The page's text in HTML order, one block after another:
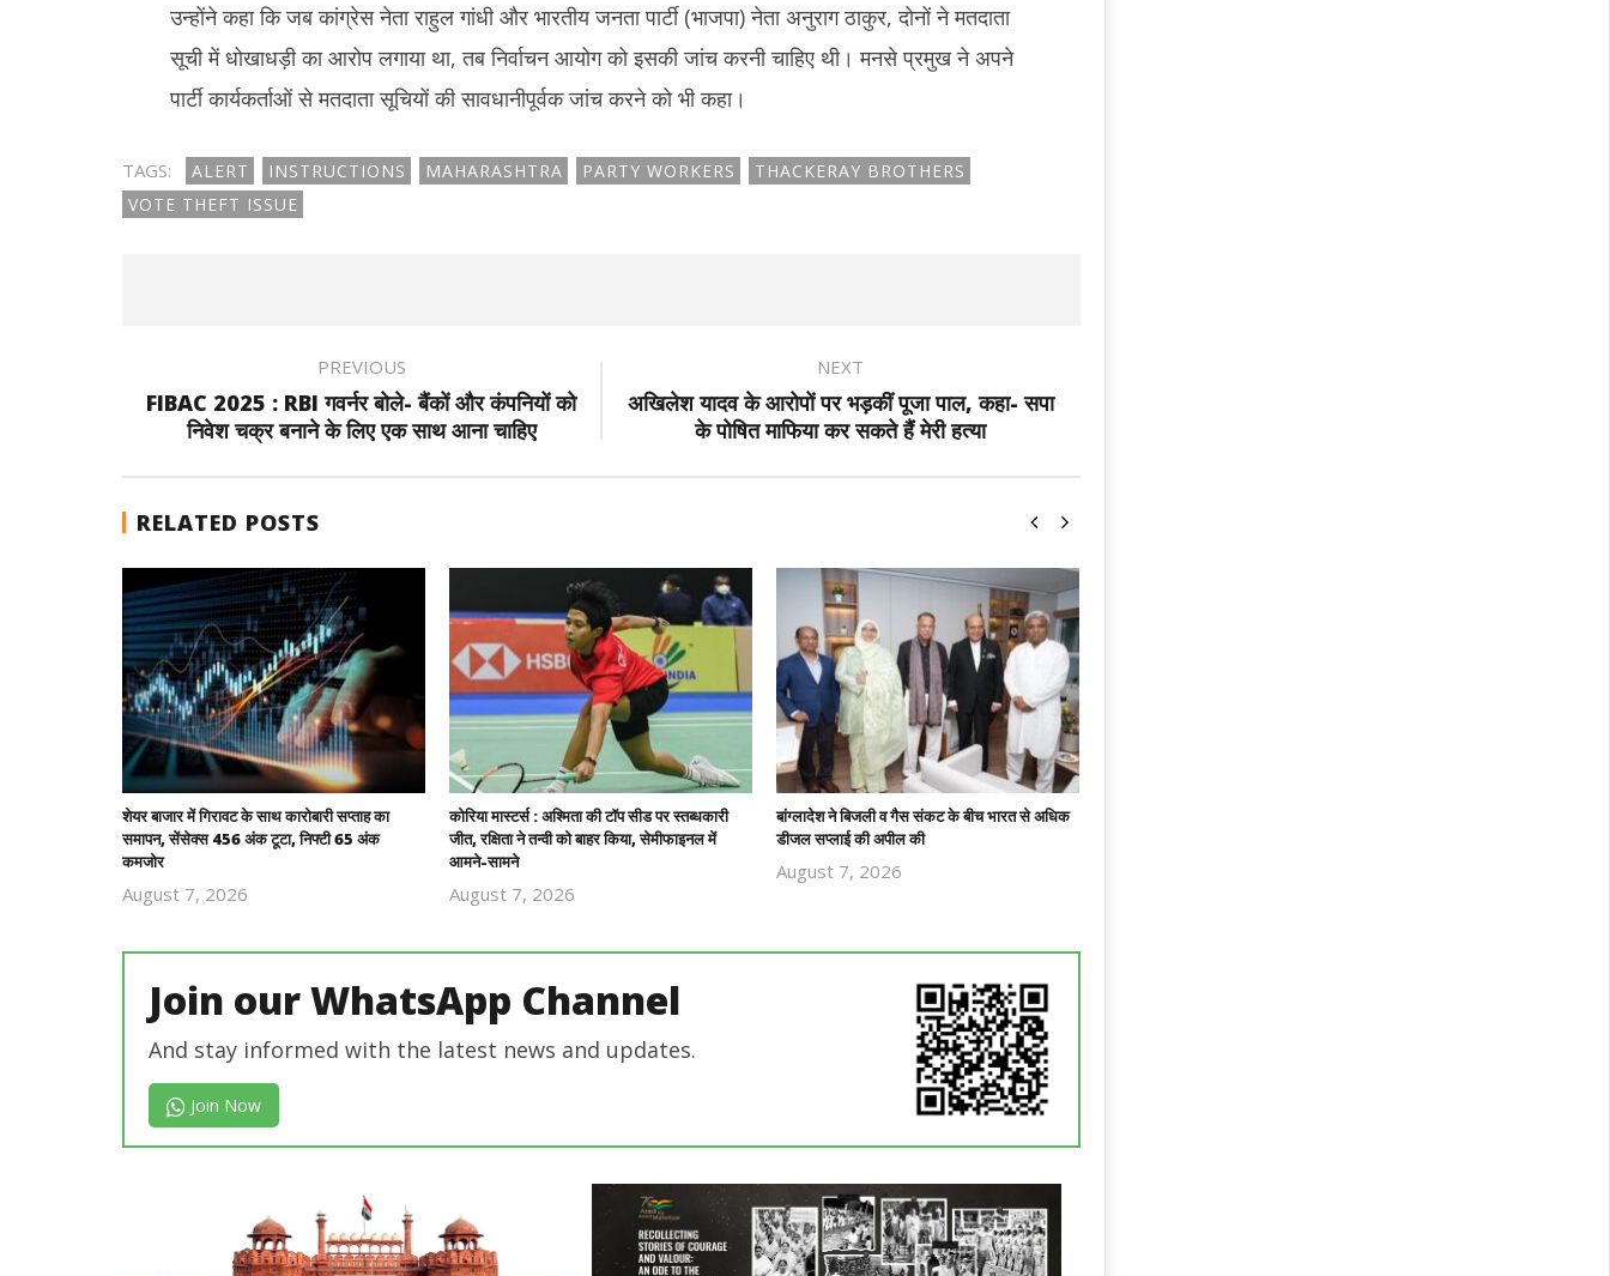
उन्होंने कहा कि जब कांग्रेस नेता राहुल गांधी और भारतीय जनता पार्टी (भाजपा) नेता अनुराग ठाकुर, दोनों ने मतदाता
सूची में धोखाधड़ी का आरोप लगाया था, तब निर्वाचन आयोग को इसकी जांच करनी चाहिए थी। मनसे प्रमुख ने अपने
पार्टी कार्यकर्ताओं से मतदाता सूचियों की सावधानीपूर्वक जांच करने को भी कहा।
TAGS: ALERT INSTRUCTIONS MAHARASHTRA PARTY WORKERS
THACKERAY BROTHERS
VOTE THEFT ISSUE
PREVIOUS
FIBAC 2025 : RBI गवर्नर बोले- बैंकों और कंपनियों को
निवेश चक्र बनाने के लिए एक साथ आना चाहिए
NEXT
अखिलेश यादव के आरोपों पर भड़कीं पूजा पाल, कहा- सपा
के पोषित माफिया कर सकते हैं मेरी हत्या
RELATED POSTS
शेयर बाजार में गिरावट के साथ कारोबारी सप्ताह का
समापन, सेंसेक्स 456 अंक टूटा, निफ्टी 65 अंक
कमजोर
August 7, 2026
कोरिया मास्टर्स : अश्मिता की टॉप सीड पर स्तब्धकारी
जीत, रक्षिता ने तन्वी को बाहर किया, सेमीफाइनल में
आमने-सामने
August 7, 2026
बांग्लादेश ने बिजली व गैस संकट के बीच भारत से अधिक
डीजल सप्लाई की अपील की
August 7, 2026
Join our WhatsApp Channel
And stay informed with the latest news and updates.
Join Now